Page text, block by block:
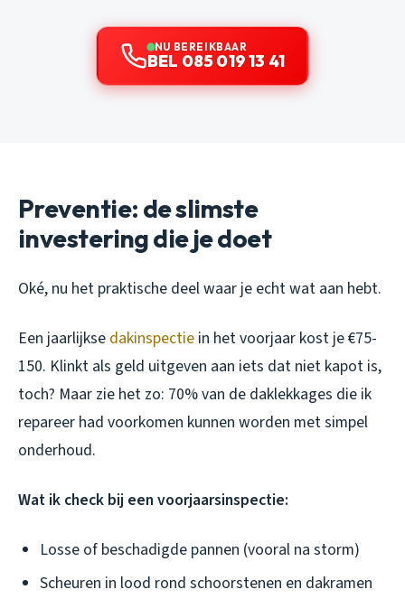
NU BEREIKBAAR
BEL 085 019 13 41
Preventie: de slimste
investering die je doet
Oké, nu het praktische deel waar je echt wat aan hebt.
Een jaarlijkse dakinspectie in het voorjaar kost je €75-
150. Klinkt als geld uitgeven aan iets dat niet kapot is,
toch? Maar zie het zo: 70% van de daklekkages die ik
repareer had voorkomen kunnen worden met simpel
onderhoud.
Wat ik check bij een voorjaarsinspectie:
Losse of beschadigde pannen (vooral na storm)
Scheuren in lood rond schoorstenen en dakramen